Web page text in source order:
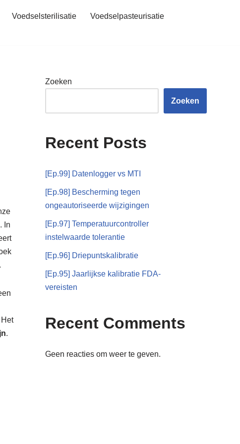
Voedselsterilisatie
Voedselpasteurisatie
In
.
Zoeken
Zoeken
Recent Posts
[Ep.99] Datenlogger vs MTI
[Ep.98] Bescherming tegen
ongeautoriseerde wijzigingen
[Ep.97] Temperatuurcontroller
instelwaarde tolerantie
[Ep.96] Driepuntskalibratie
[Ep.95] Jaarlijkse kalibratie FDA-
vereisten
Recent Comments
Geen reacties om weer te geven.